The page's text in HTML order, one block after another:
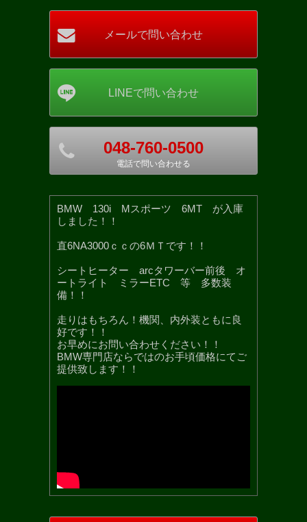
048-760-0500
電話で問い合わせる
BMW 130i Mスポーツ 6MT が入庫
しました！！
直6NA3000ｃｃの6ＭＴです！！
シートヒーター arcタワーバー前後 オ
ートライト ミラーETC 等 多数装
備！！
走りはもちろん！機関、内外装ともに良
好です！！
お早めにお問い合わせください！！
BMW専門店ならではのお手頃価格にてご
提供致します！！